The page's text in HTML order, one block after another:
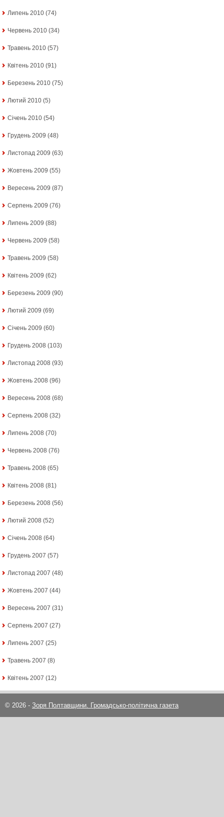
Липень 2010 (74)
Червень 2010 (34)
Травень 2010 (57)
Квітень 2010 (91)
Березень 2010 (75)
Лютий 2010 (5)
Січень 2010 (54)
Грудень 2009 (48)
Листопад 2009 (63)
Жовтень 2009 (55)
Вересень 2009 (87)
Серпень 2009 (76)
Липень 2009 (88)
Червень 2009 (58)
Травень 2009 (58)
Квітень 2009 (62)
Березень 2009 (90)
Лютий 2009 (69)
Січень 2009 (60)
Грудень 2008 (103)
Листопад 2008 (93)
Жовтень 2008 (96)
Вересень 2008 (68)
Серпень 2008 (32)
Липень 2008 (70)
Червень 2008 (76)
Травень 2008 (65)
Квітень 2008 (81)
Березень 2008 (56)
Лютий 2008 (52)
Січень 2008 (64)
Грудень 2007 (57)
Листопад 2007 (48)
Жовтень 2007 (44)
Вересень 2007 (31)
Серпень 2007 (27)
Липень 2007 (25)
Травень 2007 (8)
Квітень 2007 (12)
© 2026 - Зоря Полтавщини. Громадсько-політична газета